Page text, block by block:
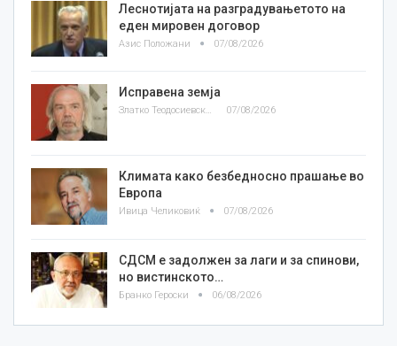
Леснотијата на разградувањетото на
еден мировен договор
Азис Положани 07/08/2026
Исправена земја
Златко Теодосиевски 07/08/2026
Климата како безбедносно прашање во
Европа
Ивица Челиковиќ 07/08/2026
СДСМ е задолжен за лаги и за спинови,
но вистинското…
Бранко Героски 06/08/2026